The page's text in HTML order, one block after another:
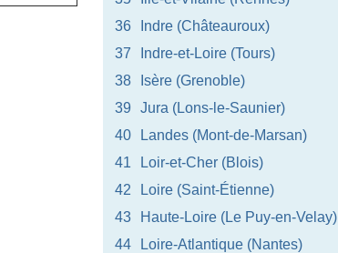
36
Indre (Châteauroux)
37
Indre-et-Loire (Tours)
38
Isère (Grenoble)
39
Jura (Lons-le-Saunier)
40
Landes (Mont-de-Marsan)
41
Loir-et-Cher (Blois)
42
Loire (Saint-Étienne)
43
Haute-Loire (Le Puy-en-Velay)
44
Loire-Atlantique (Nantes)